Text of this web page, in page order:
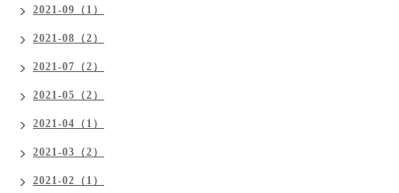
2021-09（1）
2021-08（2）
2021-07（2）
2021-05（2）
2021-04（1）
2021-03（2）
2021-02（1）